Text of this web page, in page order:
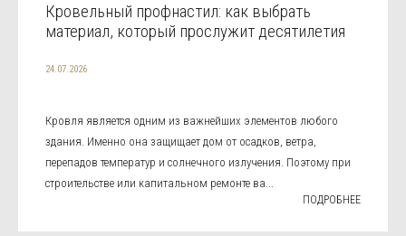
Кровельный профнастил: как выбрать
материал, который прослужит десятилетия
24.07.2026
Кровля является одним из важнейших элементов любого
здания. Именно она защищает дом от осадков, ветра,
перепадов температур и солнечного излучения. Поэтому при
строительстве или капитальном ремонте ва...
ПОДРОБНЕЕ